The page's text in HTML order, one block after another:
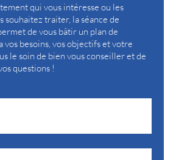
qui vous intéresse ou les
souhaitez traiter, la séance de
de vous bâtir un plan de
vos besoins, vos objectifs et votre
le soin de bien vous conseiller et de
questions !